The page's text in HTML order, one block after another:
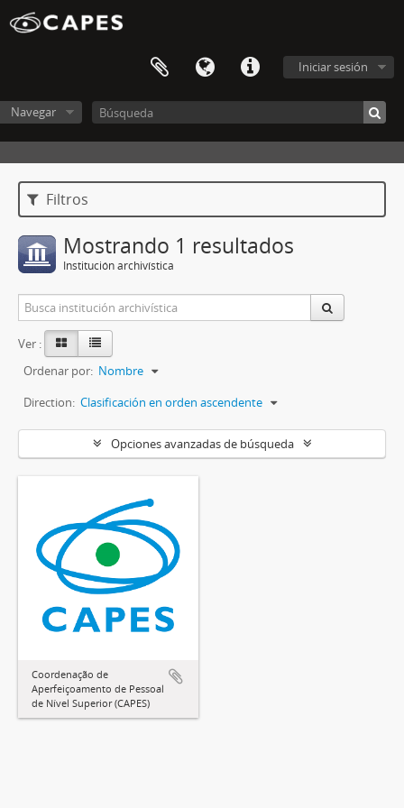
Iniciar sesión
Navegar
Filtros
Mostrando 1 resultados
Institución archivística
Ver :
Ordenar por: Nombre
Direction: Clasificación en orden ascendente
Opciones avanzadas de búsqueda
Coordenação de
Aperfeiçoamento de Pessoal
de Nível Superior (CAPES)